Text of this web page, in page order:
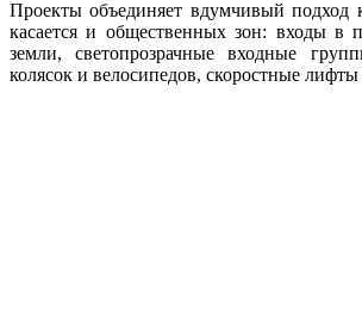
Проекты объединяет вдумчивый подход
касается и общественных зон: входы в
земли, светопрозрачные входные
колясок и велосипедов, скоростные